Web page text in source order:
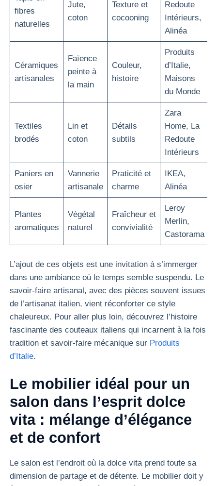
fibres
naturelles
Jute,
coton
Texture et
cocooning
Redoute
Intérieurs,
Alinéa
Céramiques
artisanales
Faïence
peinte à
la main
Couleur,
histoire
Produits
d’Italie,
Maisons
du Monde
Textiles
brodés
Lin et
coton
Détails
subtils
Zara
Home, La
Redoute
Intérieurs
Paniers en
osier
Vannerie
artisanale
Praticité et
charme
IKEA,
Alinéa
Plantes
aromatiques
Végétal
naturel
Fraîcheur et
convivialité
Leroy
Merlin,
Castorama
L’ajout de ces objets est une invitation à s’immerger
dans une ambiance où le temps semble suspendu. Le
savoir-faire artisanal, avec des pièces souvent issues
de l’artisanat italien, vient réconforter ce style
chaleureux. Pour aller plus loin, découvrez l’histoire
fascinante des couteaux italiens qui incarnent à la fois
tradition et savoir-faire mécanique sur Produits
d’Italie.
Le mobilier idéal pour un
salon dans l’esprit dolce
vita : mélange d’élégance
et de confort
Le salon est l’endroit où la dolce vita prend toute sa
dimension de partage et de détente. Le mobilier doit y